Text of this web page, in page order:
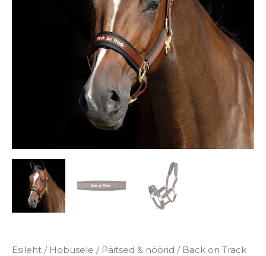
Esileht / Hobusele / Päitsed & nöörid / Back on Track